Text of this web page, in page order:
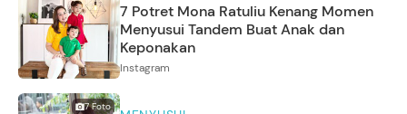
7 Potret Mona Ratuliu Kenang Momen
Menyusui Tandem Buat Anak dan
Keponakan
Instagram
7Foto